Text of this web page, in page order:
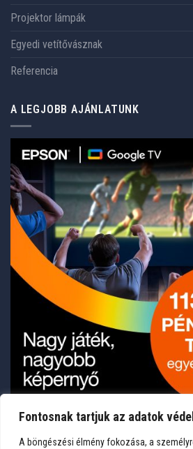
Fontosnak tartjuk az adatok
A böngészési élmény fokozása, a
Projektor lámpák
Egyedi vetítővásznak
Referencia
A LEGJOBB AJÁNLATUNK